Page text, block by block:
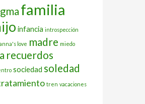
familia
infancia introspección
love madre miedo
recuerdos
sociedad soledad
tren vacaciones